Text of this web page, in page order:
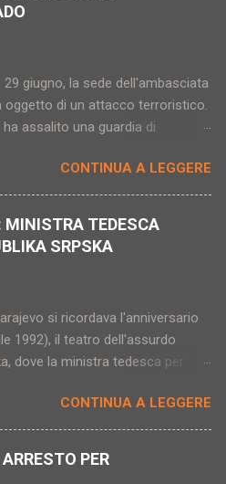
giugno, la sede dell'ambasciata
oggetto di un attacco terroristico.
assalito una guardia di
alle forze dell'ordine come
dalla regione serba del
città nettamente divisa tra
Il giovane è morto a causa
guardia di sicurezza che
ferito. Secondo il quotidiano
e il presidente Vucic avverte
CONTINUA A LEGGERE
MINISTRA TEDESCA
SRPSKA
si ricordava l'anniversario
1992), il teatro dell'assurdo
dove la ministra tedesca per
dall'entità serba della Bosnia
Il giorno prima, Austria e
CONTINUA A LEGGERE
PER